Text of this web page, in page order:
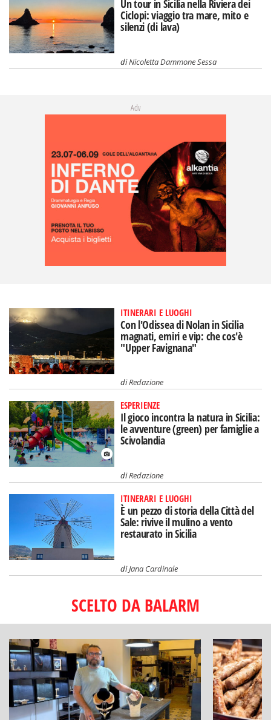
Un tour in Sicilia nella Riviera dei
Ciclopi: viaggio tra mare, mito e
silenzi (di lava)
diNicoletta Dammone Sessa
Adv
ITINERARI E LUOGHI
Con l'Odissea di Nolan in Sicilia
magnati, emiri e vip: che cos'è
"Upper Favignana"
diRedazione
ESPERIENZE
Il gioco incontra la natura in Sicilia:
le avventure (green) per famiglie a
Scivolandia
diRedazione
ITINERARI E LUOGHI
È un pezzo di storia della Città del
Sale: rivive il mulino a vento
restaurato in Sicilia
diJana Cardinale
SCELTO DA BALARM